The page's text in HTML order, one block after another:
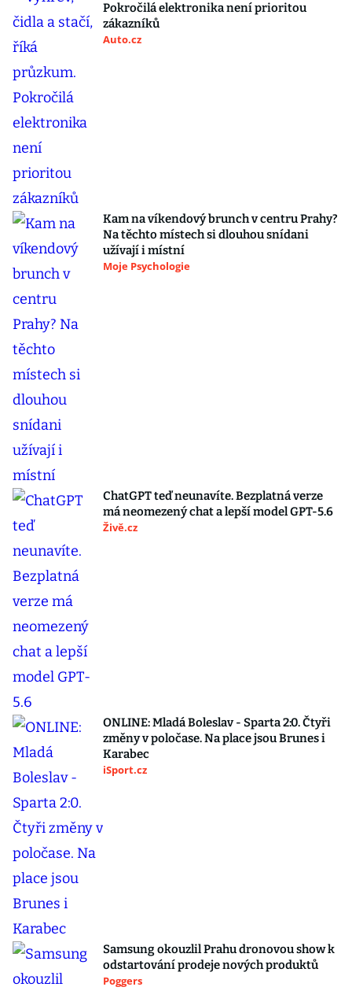
Pokročilá elektronika není prioritou
zákazníků
Auto.cz
Kam na víkendový brunch v centru Prahy?
Na těchto místech si dlouhou snídani
užívají i místní
Moje Psychologie
ChatGPT teď neunavíte. Bezplatná verze
má neomezený chat a lepší model GPT-5.6
Živě.cz
ONLINE: Mladá Boleslav - Sparta 2:0. Čtyři
změny v poločase. Na place jsou Brunes i
Karabec
iSport.cz
Samsung okouzlil Prahu dronovou show k
odstartování prodeje nových produktů
Poggers